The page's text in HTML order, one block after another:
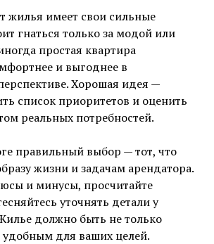
имеет свои сильные
гнаться только за модой или
простая квартира
и выгоднее в
Хорошая идея —
список приоритетов и оценить
реальных потребностей.
правильный выбор — тот, что
жизни и задачам арендатора.
и минусы, просчитайте
уточнять детали у
должно быть не только
для ваших целей.